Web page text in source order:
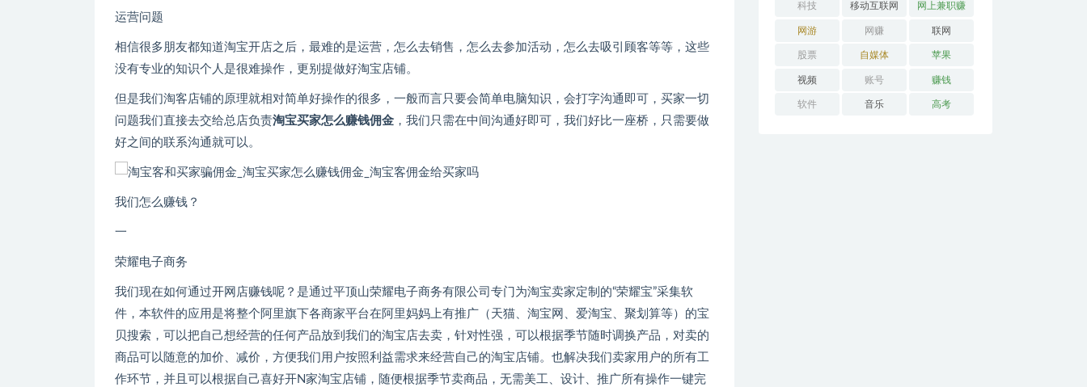
运营问题
相信很多朋友都知道淘宝开店之后，最难的是运营，怎么去销售，怎么去参加活动，怎么去吸引顾客等等，这些
没有专业的知识个人是很难操作，更别提做好淘宝店铺。
但是我们淘客店铺的原理就相对简单好操作的很多，一般而言只要会简单电脑知识，会打字沟通即可，买家一切
问题我们直接去交给总店负责淘宝买家怎么赚钱佣金 ，我们只需在中间沟通好即可，我们好比一座桥，只需要做
好之间的联系沟通就可以。
我们怎么赚钱？
一
荣耀电子商务
我们现在如何通过开网店赚钱呢？是通过平顶山荣耀电子商务有限公司专门为淘宝卖家定制的“荣耀宝”采集软
件，本软件的应用是将整个阿里旗下各商家平台在阿里妈妈上有推广（天猫、淘宝网、爱淘宝、聚划算等）的宝
贝搜索，可以把自己想经营的任何产品放到我们的淘宝店去卖，针对性强，可以根据季节随时调换产品，对卖的
商品可以随意的加价、减价，方便我们用户按照利益需求来经营自己的淘宝店铺。也解决我们卖家用户的所有工
作环节，并且可以根据自己喜好开N家淘宝店铺，随便根据季节卖商品，无需美工、设计、推广所有操作一键完
科技 移动互联网 网上兼职赚
钱
网游 网赚 联网
股票 自媒体 苹果
视频 账号 赚钱
软件 音乐 高考